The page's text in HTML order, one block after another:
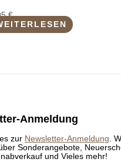
€
Anmeldung
zur Newsletter-Anmeldung.
Sonderangebote,
und Vieles mehr!